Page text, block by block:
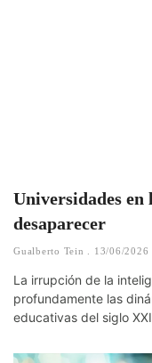
Universidades
desaparecer
Gualberto Tein 13/06/2026
La irrupción de la
profundamente las
educativas del siglo